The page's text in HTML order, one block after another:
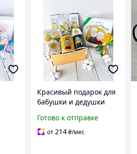
Красивый подарок для
бабушки и дедушки
Готово к отправке
от214₴/мес